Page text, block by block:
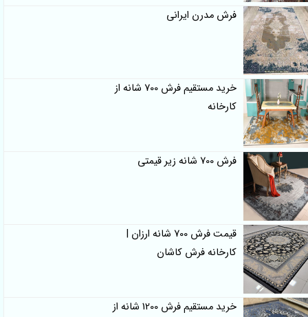
فرش مدرن ایرانی
خرید مستقیم فرش 700 شانه از
کارخانه
فرش 700 شانه زیر قیمتی
قیمت فرش 700 شانه ارزان |
کارخانه فرش کاشان
خرید مستقیم فرش 1200 شانه از